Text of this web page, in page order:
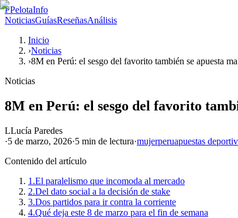
PPelotaInfo
NoticiasGuíasReseñasAnálisis
Inicio
›Noticias
›8M en Perú: el sesgo del favorito también se apuesta
Noticias
8M en Perú: el sesgo del favorito
LLucía Paredes
·5 de marzo, 2026·5 min de lectura·mujerperuapuestas
Contenido del artículo
1.El paralelismo que incomoda al mercado
2.Del dato social a la decisión de stake
3.Dos partidos para ir contra la corriente
4.Qué deja este 8 de marzo para el fin de semana